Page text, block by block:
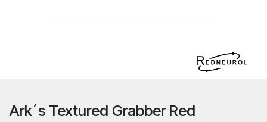
Ark´s Textured Grabber Red